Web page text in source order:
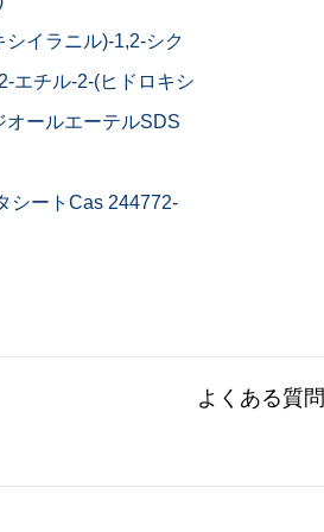
イラニル)-1,2-シク
エチル-2-(ヒドロキシ
オールエーテルSDS
シートCas 244772-
よくある質問